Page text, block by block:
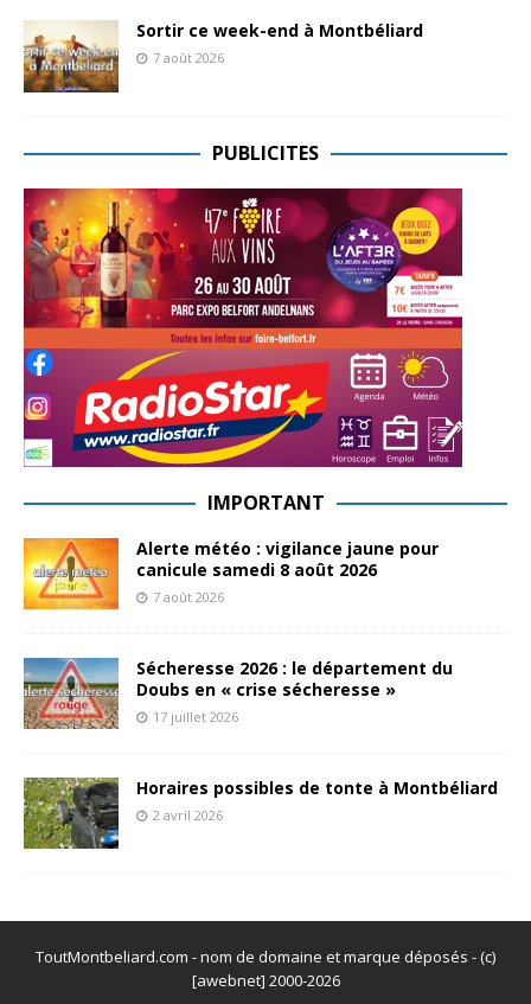
Sortir ce week-end à Montbéliard
7 août 2026
PUBLICITES
IMPORTANT
Alerte météo : vigilance jaune pour
canicule samedi 8 août 2026
7 août 2026
Sécheresse 2026 : le département du
Doubs en « crise sécheresse »
17 juillet 2026
Horaires possibles de tonte à Montbéliard
2 avril 2026
ToutMontbeliard.com - nom de domaine et marque déposés - (c)
[awebnet] 2000-2026